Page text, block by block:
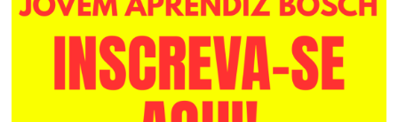
tentativa
golpe
presidente